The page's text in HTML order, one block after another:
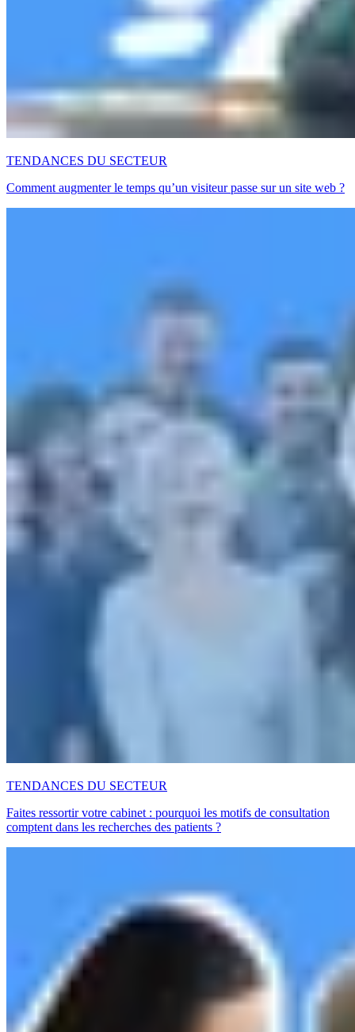
TENDANCES DU SECTEUR
Comment augmenter le temps qu’un visiteur passe sur un site web ?
TENDANCES DU SECTEUR
Faites ressortir votre cabinet : pourquoi les motifs de consultation
comptent dans les recherches des patients ?